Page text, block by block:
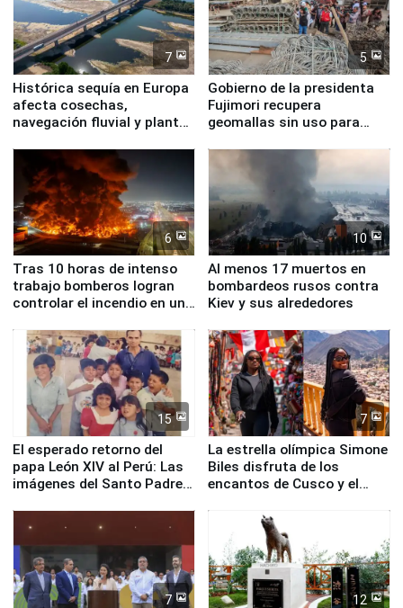
7
Histórica sequía en Europa
afecta cosechas,
navegación fluvial y plantas
5
Gobierno de la presidenta
Fujimori recupera
geomallas sin uso para
Fenómeno El Niño
6
Tras 10 horas de intenso
trabajo bomberos logran
controlar el incendio en una
de Chile
10
Al menos 17 muertos en
bombardeos rusos contra
Kiev y sus alrededores
15
El esperado retorno del
papa León XIV al Perú: Las
imágenes del Santo Padre
7
La estrella olímpica Simone
Biles disfruta de los
encantos de Cusco y el
7 12